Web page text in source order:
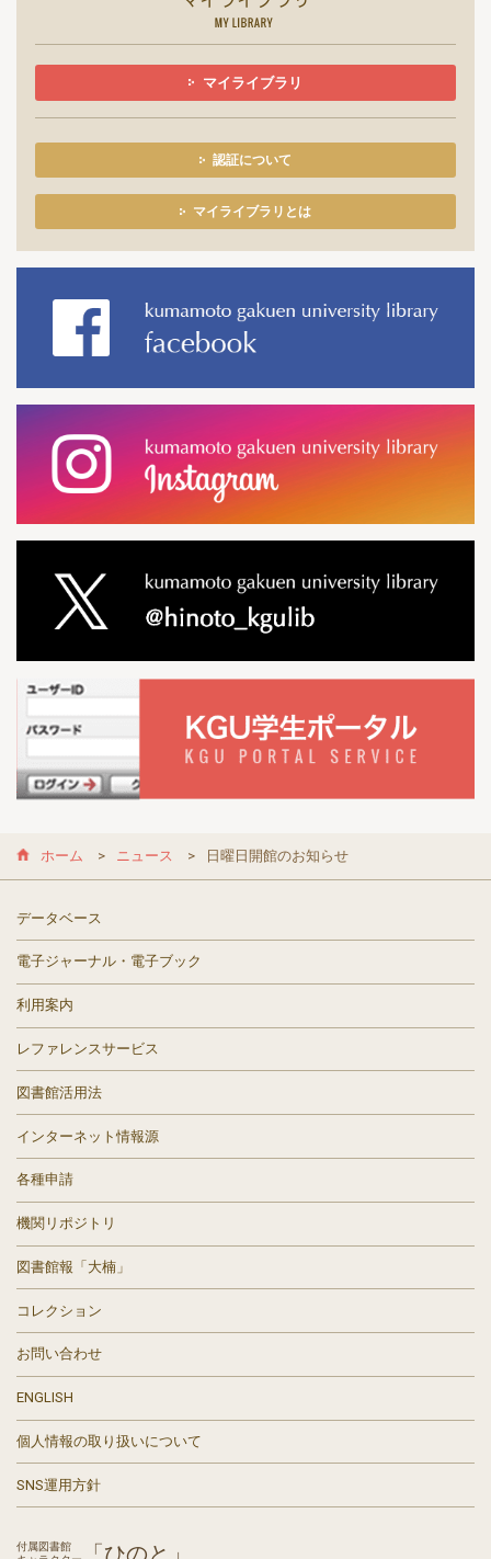
マイライブラリ
認証について
マイライブラリとは
ホーム ニュース 日曜日開館のお知らせ
データベース
電子ジャーナル・電子ブック
利用案内
レファレンスサービス
図書館活用法
インターネット情報源
各種申請
機関リポジトリ
図書館報「大楠」
コレクション
お問い合わせ
ENGLISH
個人情報の取り扱いについて
SNS運用方針
付属図書館